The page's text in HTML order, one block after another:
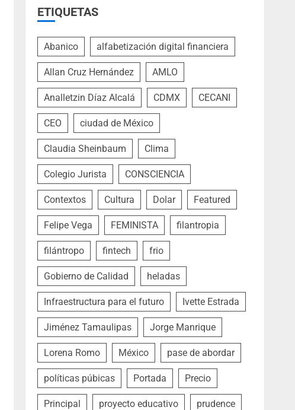
ETIQUETAS
Abanico alfabetización digital financiera
Allan Cruz Hernández AMLO
Analletzin Díaz Alcalá CDMX CECANI
CEO ciudad de México
Claudia Sheinbaum Clima
Colegio Jurista CONSCIENCIA
Contextos Cultura Dolar Featured
Felipe Vega FEMINISTA filantropia
filántropo fintech frio
Gobierno de Calidad heladas
Infraestructura para el futuro Ivette Estrada
Jiménez Tamaulipas Jorge Manrique
Lorena Romo México pase de abordar
políticas púbicas Portada Precio
Principal proyecto educativo prudence